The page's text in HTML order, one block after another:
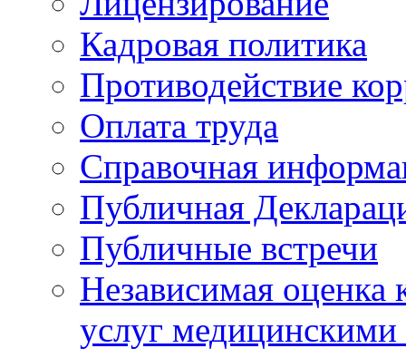
Кадровая политика
Противодействие
Оплата труда
Справочная
Публичная
Публичные встречи
Независимая оценка
услуг